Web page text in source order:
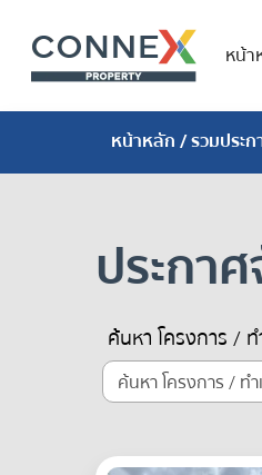
หน้า
หน้าหลัก/ รวมประ
ประกา
ค้นหา โครงการ /
ค้นหา โครงการ / ท